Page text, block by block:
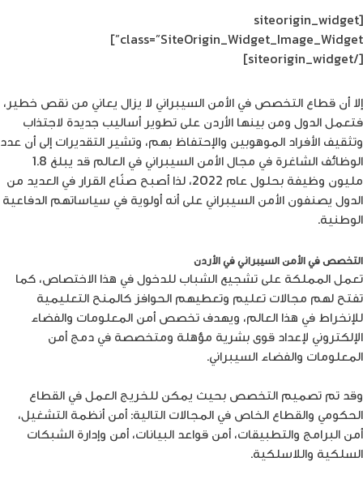
[siteorigin_widget
class=”SiteOrigin_Widget_Image_Widget”]
[/siteorigin_widget]
إلا أن قطاع التخصص في الأمن السيبراني لا يزال يعاني من نقص خطير،
فتعمل الدول ومن بينها الأردن على تطوير أساليب جديدة لاجتذاب
وتثقيف الأفراد الموهوبين والإحتفاظ بهم، وتشير التقديرات إلى أن عدد
الوظائف الشاغرة في مجال الأمن السيبراني في العالم قد يبلغ 1.8
مليون وظيفة بحلول عام 2022، لذا أصبح صنّاع القرار في العديد من
الدول يصنفون الأمن السيبراني على أنه أولوية في سياساتهم الدفاعية
الوطنية.
التخصص في الأمن السيبراني في الأردن
تعمل المملكة على تشجيع الشباب للدخول في هذا الاختصاص، كما
تفتح لهم مجالات تعليم وتعطيهم الحوافز كالمنح التعليمية
للإنخراط في هذا العالم، ويهدف تخصص أمن المعلومات والفضاء
الإلكتروني لإعداد قوى بشرية مؤهلة ومتخصصة في دمج أمن
المعلومات والفضاء السيبراني.
وقد تم تصميم التخصص بحيث يمكن للخريج العمل في القطاع
الحكومي والقطاع الخاص في المجالات التالية: أمن أنظمة التشغيل،
أمن البرامج والتطبيقات، أمن قواعد البيانات، أمن وإدارة الشبكات
السلكية واللاسلكية.